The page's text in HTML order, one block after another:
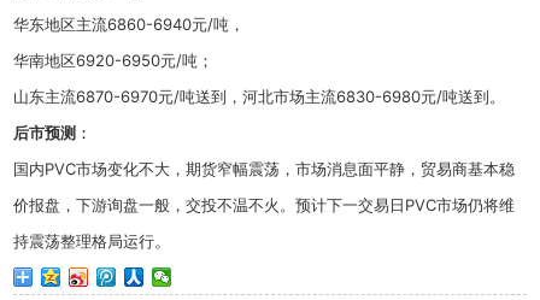
华东地区主流6860-6940元/吨，
华南地区6920-6950元/吨；
山东主流6870-6970元/吨送到，河北市场主流6830-6980元/吨送到。
后市预测 ：
国内PVC市场变化不大，期货窄幅震荡，市场消息面平静，贸易商基本稳
价报盘，下游询盘一般，交投不温不火。预计下一交易日PVC市场仍将维
持震荡整理格局运行。